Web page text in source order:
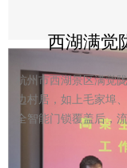
杭州市西湖景区满觉
边村居，如上毛家埠
全智能门锁覆盖后，
西湖满觉